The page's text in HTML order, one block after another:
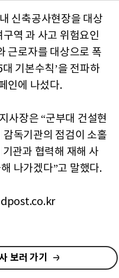
신축공사현장을 대상
역 과 사고 위험요인
근로자를 대상으로 폭
기본수칙’을 전파하
인에 나섰다.
사장은 “군부대 건설현
독기관의 점검이 소홀
관과 협력해 재해 사
나가겠다”고 말했다.
보러 가기